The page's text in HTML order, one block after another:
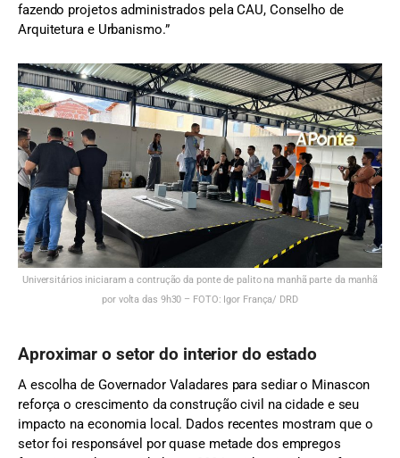
fazendo projetos administrados pela CAU, Conselho de
Arquitetura e Urbanismo.”
Universitários iniciaram a contrução da ponte de palito na manhã parte da manhã
por volta das 9h30 – FOTO: Igor França/ DRD
Aproximar o setor do interior do estado
A escolha de Governador Valadares para sediar o Minascon
reforça o crescimento da construção civil na cidade e seu
impacto na economia local. Dados recentes mostram que o
setor foi responsável por quase metade dos empregos